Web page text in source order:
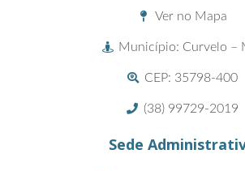
Ver no Mapa
Município: Curvelo –
CEP: 35798-400
(38) 99729-2019
Sede